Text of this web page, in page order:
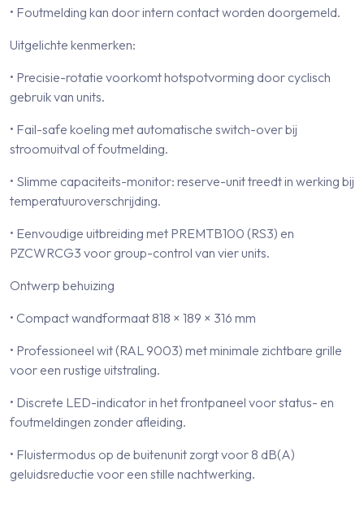
• Foutmelding kan door intern contact worden doorgemeld.
Uitgelichte kenmerken:
• Precisie-rotatie voorkomt hotspotvorming door cyclisch
gebruik van units.
• Fail-safe koeling met automatische switch-over bij
stroomuitval of foutmelding.
• Slimme capaciteits-monitor: reserve-unit treedt in werking bij
temperatuuroverschrijding.
• Eenvoudige uitbreiding met PREMTB100 (RS3) en
PZCWRCG3 voor group-control van vier units.
Ontwerp behuizing
• Compact wandformaat 818 × 189 × 316 mm
• Professioneel wit (RAL 9003) met minimale zichtbare grille
voor een rustige uitstraling.
• Discrete LED-indicator in het frontpaneel voor status- en
foutmeldingen zonder afleiding.
• Fluistermodus op de buitenunit zorgt voor 8 dB(A)
geluidsreductie voor een stille nachtwerking.